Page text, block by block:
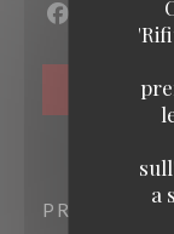
a
Facebook